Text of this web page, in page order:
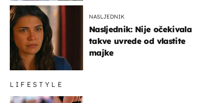
NASLJEDNIK
Nasljednik: Nije očekivala
takve uvrede od vlastite
majke
LIFESTYLE